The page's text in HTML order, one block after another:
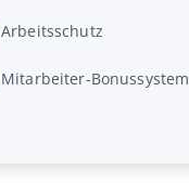
Arbeitsschutz
Mitarbeiter-Bonussystem